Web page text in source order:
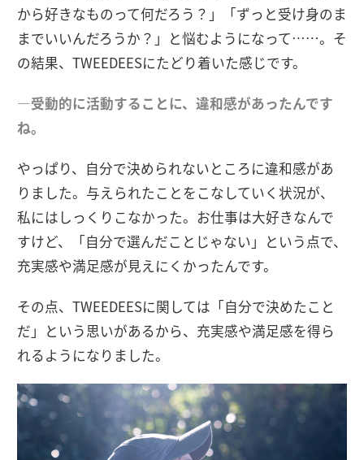
から好きなものって何だろう？」「ずっと受け身のま
までいいんだろうか？」と悩むようになって……。そ
の結果、TWEEDEESにたどり着いた感じです。
―受動的に活動することに、違和感があったんです
ね。
やっぱり、自分で決められないところに違和感があ
りました。与えられたことをこなしていく状況が、
私にはしっくりこなかった。お仕事は大好きなんで
すけど、「自分で選んだことじゃない」という点で、
充実感や満足感が見えにくかったんです。
その点、TWEEDEESに関しては「自分で決めたこと
だ」という思いがあるから、充実感や満足感を得ら
れるようになりました。